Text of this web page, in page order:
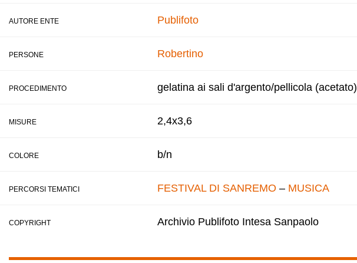
AUTORE ENTE Publifoto
PERSONE Robertino
PROCEDIMENTO gelatina ai sali d'argento/pellicola (acetato)
MISURE 2,4x3,6
COLORE b/n
PERCORSI TEMATICI FESTIVAL DI SANREMO – MUSICA
COPYRIGHT Archivio Publifoto Intesa Sanpaolo